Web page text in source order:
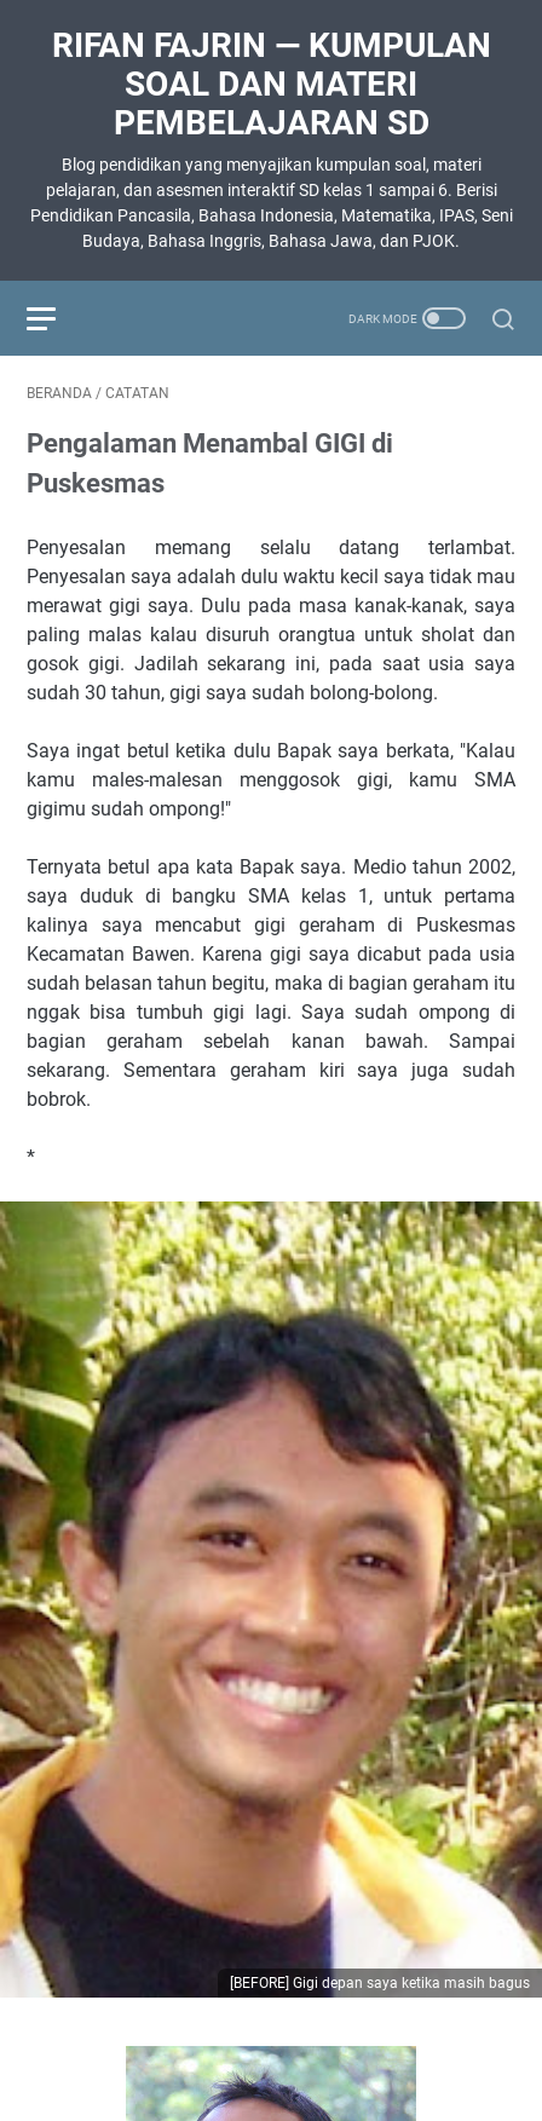
RIFAN FAJRIN — KUMPULAN
SOAL DAN MATERI
PEMBELAJARAN SD
Blog pendidikan yang menyajikan kumpulan soal, materi
pelajaran, dan asesmen interaktif SD kelas 1 sampai 6. Berisi
Pendidikan Pancasila, Bahasa Indonesia, Matematika, IPAS, Seni
Budaya, Bahasa Inggris, Bahasa Jawa, dan PJOK.
BERANDA / CATATAN
Pengalaman Menambal GIGI di
Puskesmas
Penyesalan memang selalu datang terlambat.
Penyesalan saya adalah dulu waktu kecil saya tidak mau
merawat gigi saya. Dulu pada masa kanak-kanak, saya
paling malas kalau disuruh orangtua untuk sholat dan
gosok gigi. Jadilah sekarang ini, pada saat usia saya
sudah 30 tahun, gigi saya sudah bolong-bolong.
Saya ingat betul ketika dulu Bapak saya berkata, "Kalau
kamu males-malesan menggosok gigi, kamu SMA
gigimu sudah ompong!"
Ternyata betul apa kata Bapak saya. Medio tahun 2002,
saya duduk di bangku SMA kelas 1, untuk pertama
kalinya saya mencabut gigi geraham di Puskesmas
Kecamatan Bawen. Karena gigi saya dicabut pada usia
sudah belasan tahun begitu, maka di bagian geraham itu
nggak bisa tumbuh gigi lagi. Saya sudah ompong di
bagian geraham sebelah kanan bawah. Sampai
sekarang. Sementara geraham kiri saya juga sudah
bobrok.
*
[BEFORE] Gigi depan saya ketika masih bagus